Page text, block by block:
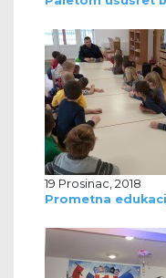
19 Prosinac, 2018
Prometna